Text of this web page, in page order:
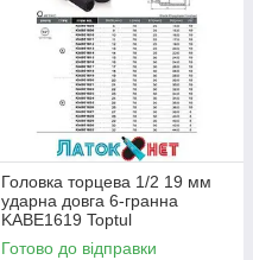
Головка торцева 1/2 19 мм
ударна довга 6-гранна
KABE1619 Toptul
Готово до відправки